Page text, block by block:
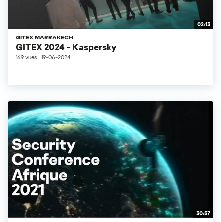
02:13
GITEX MARRAKECH
GITEX 2024 - Kaspersky
169 vues 19-06-2024
30:57